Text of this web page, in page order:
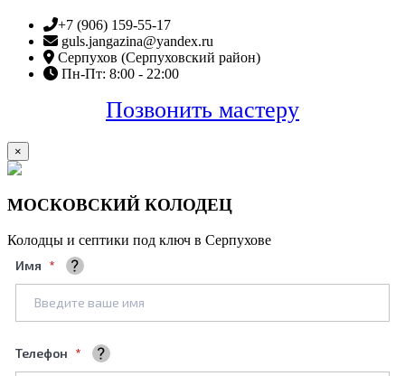
+7 (906) 159-55-17
guls.jangazina@yandex.ru
Серпухов (Серпуховский район)
Пн-Пт: 8:00 - 22:00
Позвонить мастеру
×
МОСКОВСКИЙ КОЛОДЕЦ
Колодцы и септики под ключ в Серпухове
Имя
Телефон